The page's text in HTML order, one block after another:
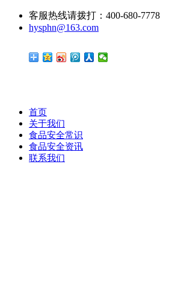
客服热线请拨打：400-680-7778
hysphn@163.com
首页
关于我们
食品安全常识
食品安全资讯
联系我们